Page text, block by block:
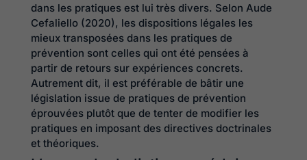
dans les pratiques est lui très divers. Selon Aude
Cefaliello (2020), les dispositions légales les
mieux transposées dans les pratiques de
prévention sont celles qui ont été pensées à
partir de retours sur expériences concrets.
Autrement dit, il est préférable de bâtir une
législation issue de pratiques de prévention
éprouvées plutôt que de tenter de modifier les
pratiques en imposant des directives doctrinales
et théoriques.